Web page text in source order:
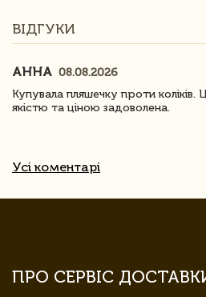
ВІДГУКИ
АННА 08.08.2026
Купувала пляшечку проти коліків.
якістю та ціною задоволена.
Усі коментарі
ПРО СЕРВІС ДОСТАВКИ